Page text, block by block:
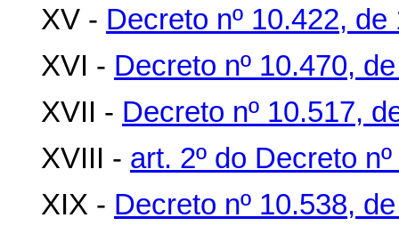
XV - Decreto nº 10.422,
XVI - Decreto nº 10.470,
XVII - Decreto nº 10.517,
XVIII - art. 2º do Decreto
XIX - Decreto nº 10.538,